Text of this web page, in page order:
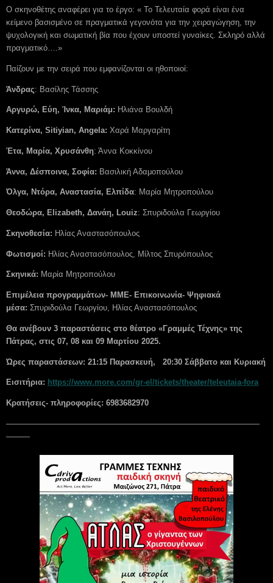
Ο σκηνοθέτης αναφέρει για το έργο: « Το Τελευταία φορά είναι ένα
κείμενο βασισμένο σε πραγματικά γεγονότα για την χειραγώγηση, την
ψυχολογική και σωματική βία που έχουν υποστεί γυναίκες. Σκληρό αλλά
πραγματικό….»
Παίζουν με την σειρά που εμφανίζονται οι ηθοποιοί:
Άνδρας: Βασίλης Τάσσης
Αργυρώ, Εύη, Ίνκα, Μαριάμ: Ηλιάνα Βουλδή
Κατερίνα, Sitiyian, Angela: Χαρά Μαργαρίτη
Έτα, Μαρία, Χρυσάνθη: Άννα Κοκκίνου
Άννα, Δέσποινα, Σοφία: Βασιλική Αδαμοπούλου
Όλγα, Ντόρα, Αναστασία, Ελπίδα: Μαρία Μητροπούλου
Θεοδώρα, Elizabeth, Δανάη, Louiz: Σπυριδούλα Γεωργίου
Σκηνοθεσία: Ηλίας Αναστασόπουλος
Φωτισμοί: Ηλίας Αναστασόπουλος, Μίλτος Σπυρόπουλος
Σκηνικά: Μαρία Μητροπούλου
Επιμέλεια προγραμμάτων- ΜΜΕ- Επικοινωνία- Ψηφιακά
μέσα: Σπυριδούλα Γεωργίου, Ηλίας Αναστασόπουλος
Θα ανέβουν 3 παραστάσεις στο θέατρο «Γραμμές Τέχνης» της
Πάτρας, στις 07, 08 και 09 Μαρτίου 2025.
Ώρες παραστάσεων: 21:15 Παρασκευή, 20:30 Σάββατο και Κυριακή
Εισιτήρια: https://www.more.com/gr-el/tickets/theater/teleutaia-fora
Κρατήσεις- πληροφορίες: 6983682970
————————————————————————————————
———